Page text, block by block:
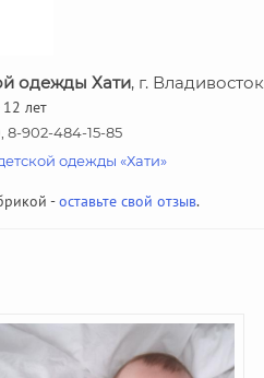
одежды Хати, г. Владивосток
12 лет
8-902-484-15-85
одежды «Хати»
-оставьте свой отзыв.